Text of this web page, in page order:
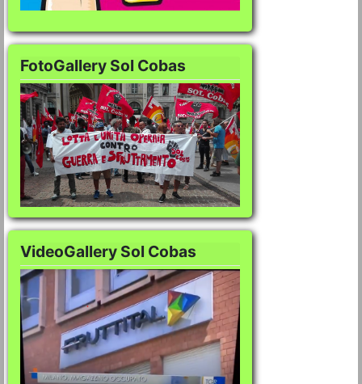
FotoGallery Sol Cobas
FotoGallery Sol
VideoGallery Sol Cobas
VideoGallery Sol